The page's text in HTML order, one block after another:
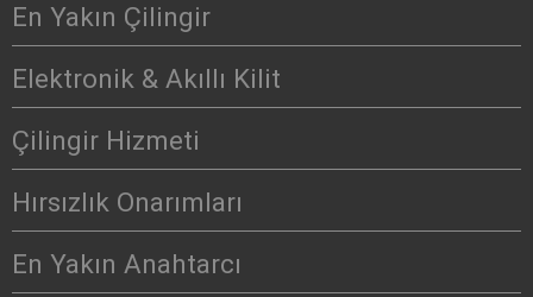
En Yakın Çilingir
Elektronik & Akıllı Kilit
Çilingir Hizmeti
Hırsızlık Onarımları
En Yakın Anahtarcı